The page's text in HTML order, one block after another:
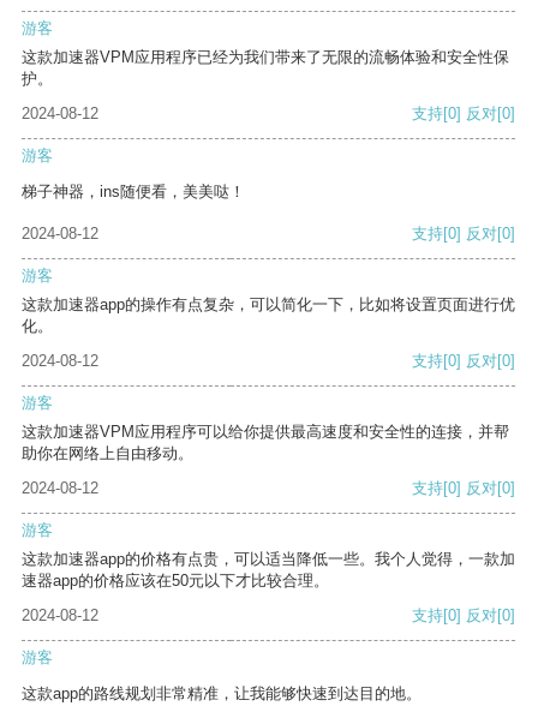
游客
这款加速器VPM应用程序已经为我们带来了无限的流畅体验和安全性保
护。
2024-08-12
支持[0] 反对[0]
游客
梯子神器，ins随便看，美美哒！
2024-08-12 支持[0] 反对[0]
游客
这款加速器app的操作有点复杂，可以简化一下，比如将设置页面进行优
化。
2024-08-12
支持[0] 反对[0]
游客
这款加速器VPM应用程序可以给你提供最高速度和安全性的连接，并帮
助你在网络上自由移动。
2024-08-12
支持[0] 反对[0]
游客
这款加速器app的价格有点贵，可以适当降低一些。我个人觉得，一款加
速器app的价格应该在50元以下才比较合理。
2024-08-12
支持[0] 反对[0]
游客
这款app的路线规划非常精准，让我能够快速到达目的地。